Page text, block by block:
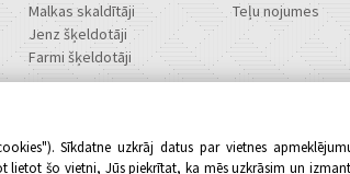
Sīkdatne uzkrāj datus par vietnes
šo vietni, Jūs piekrītat, ka mēs uzkrāsim un
Malkas skaldītāji
Jenz šķeldotāji
Farmi šķeldotāji
Teļu nojumes